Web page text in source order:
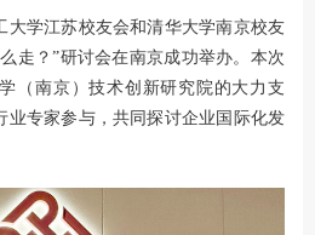
大学江苏校友会和清华大学南京校友
走？”研讨会在南京成功举办。本次
（南京）技术创新研究院的大力支
业专家参与，共同探讨企业国际化发